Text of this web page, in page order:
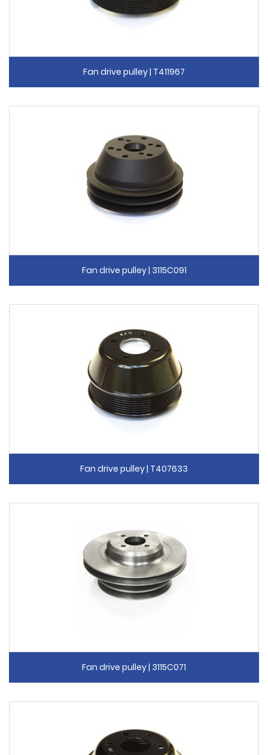
Fan drive pulley | T411967
Fan drive pulley | 3115C091
Fan drive pulley | T407633
Fan drive pulley | 3115C071